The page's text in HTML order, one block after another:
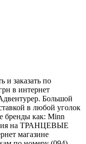
и заказать по
в интернет
Большой
в любой уголок
бренды как: Minn
на ТРАНЦЕВЫЕ
магазине